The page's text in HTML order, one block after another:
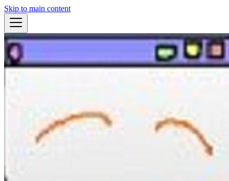
Skip to main content